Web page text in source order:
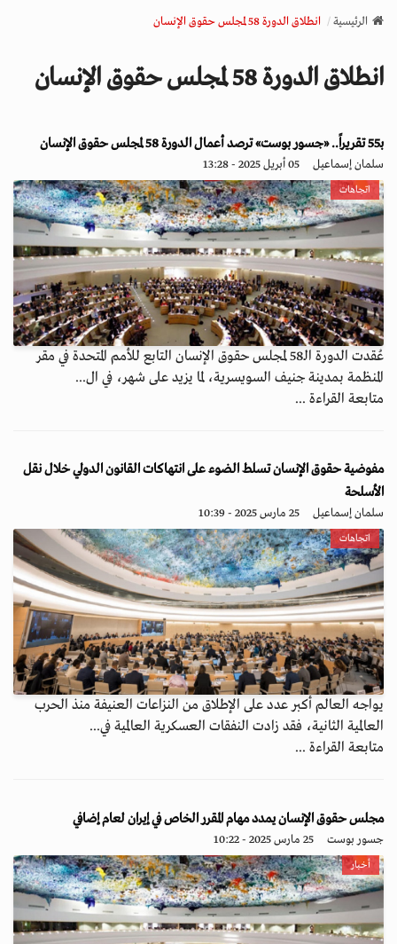
v
a
o
n
الرئيسية انطلاق الدورة 58 لمجلس حقوق الإنسان
انطلاق الدورة 58 لمجلس حقوق الإنسان
بـ55 تقريراً.. «جسور بوست» ترصد أعمال الدورة 58 لمجلس حقوق الإنسان
سلمان إسماعيل 05 أبريل 2025 - 13:28
اتجاهات
عُقدت الدورة الـ58 لمجلس حقوق الإنسان التابع للأمم المتحدة في مقر
المنظمة بمدينة جنيف السويسرية، لما يزيد على شهر، في ال...
متابعة القراءة ...
مفوضية حقوق الإنسان تسلط الضوء على انتهاكات القانون الدولي خلال نقل
الأسلحة
سلمان إسماعيل 25 مارس 2025 - 10:39
اتجاهات
يواجه العالم أكبر عدد على الإطلاق من النزاعات العنيفة منذ الحرب
العالمية الثانية، فقد زادت النفقات العسكرية العالمية في...
متابعة القراءة ...
مجلس حقوق الإنسان يمدد مهام المقرر الخاص في إيران لعام إضافي
جسور بوست 25 مارس 2025 - 10:22
أخبار